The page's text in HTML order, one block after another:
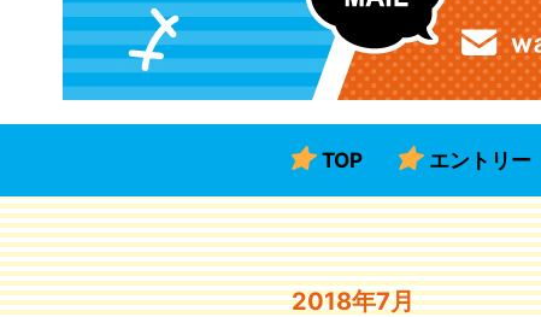
TOP エントリー
2018年7月